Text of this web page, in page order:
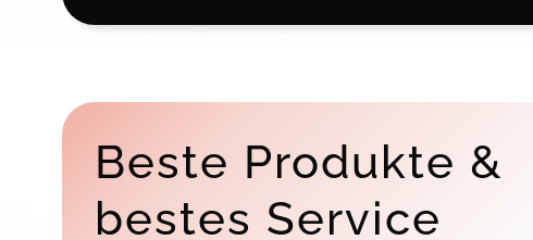
Beste Produkte &
bestes Service